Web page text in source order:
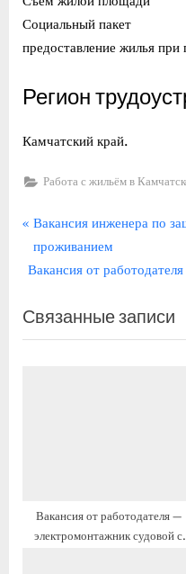
Социальный пакет
предоставление жилья
Регион
Камчатский край.
Работа с жильём в
Навигация
по
П
р
е
ы
д
Вакансия инженера по
проживанием
С
е
д
Вакансия от
Связанные записи
Вакансия от работодателя —
электромонтажник судовой с